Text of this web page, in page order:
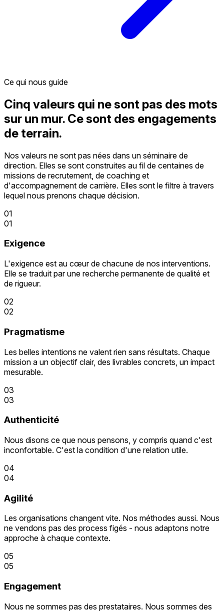
Ce qui nous guide
Cinq valeurs qui ne sont pas des mots
sur un mur. Ce sont des engagements
de terrain.
Nos valeurs ne sont pas nées dans un séminaire de
direction. Elles se sont construites au fil de centaines de
missions de recrutement, de coaching et
d'accompagnement de carrière. Elles sont le filtre à travers
lequel nous prenons chaque décision.
01
01
Exigence
L'exigence est au cœur de chacune de nos interventions.
Elle se traduit par une recherche permanente de qualité et
de rigueur.
02
02
Pragmatisme
Les belles intentions ne valent rien sans résultats. Chaque
mission a un objectif clair, des livrables concrets, un impact
mesurable.
03
03
Authenticité
Nous disons ce que nous pensons, y compris quand c'est
inconfortable. C'est la condition d'une relation utile.
04
04
Agilité
Les organisations changent vite. Nos méthodes aussi. Nous
ne vendons pas des process figés - nous adaptons notre
approche à chaque contexte.
05
05
Engagement
Nous ne sommes pas des prestataires. Nous sommes des